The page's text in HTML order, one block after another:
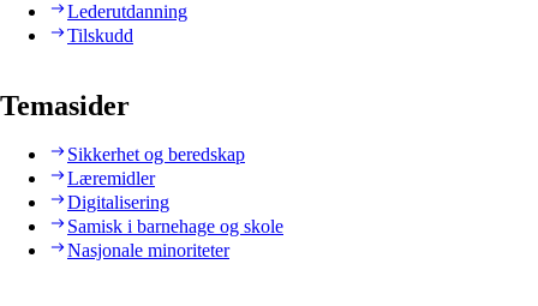
Lederutdanning
Tilskudd
Temasider
Sikkerhet og beredskap
Læremidler
Digitalisering
Samisk i barnehage og skole
Nasjonale minoriteter